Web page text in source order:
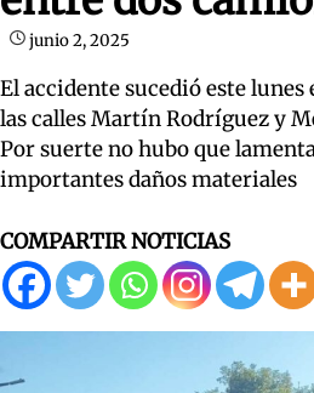
junio 2, 2025
El accidente sucedió este
las calles Martín Rodríguez y
Por suerte no hubo que
importantes daños materiales
COMPARTIR NOTICIAS